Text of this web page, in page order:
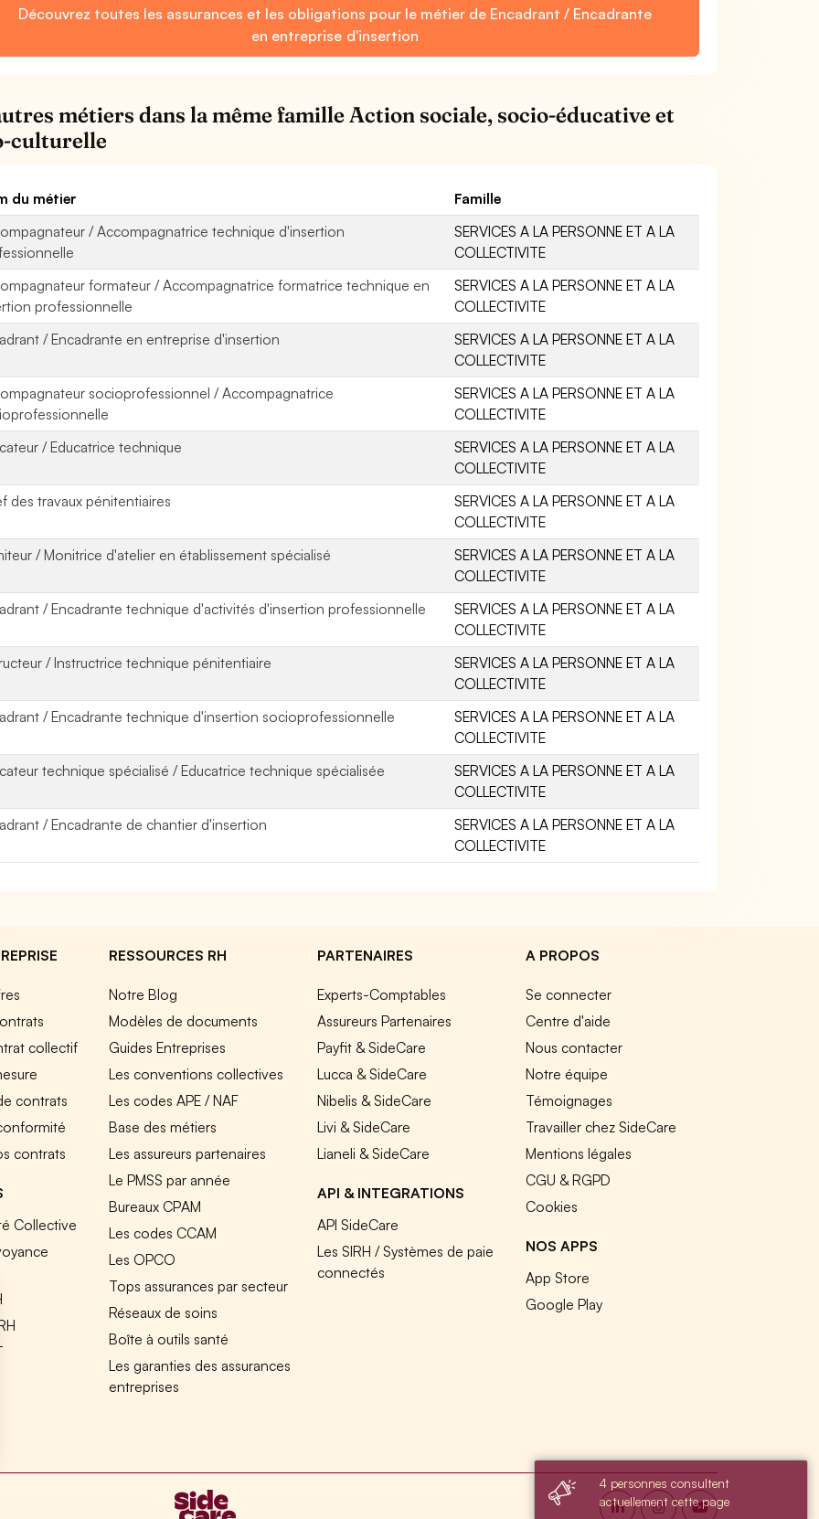
Découvrez toutes les assurances et les obligations pour le métier de Encadrant / Encadrante
en entreprise d'insertion
métiers dans la même famille Action sociale, socio-éducative et
culturelle
du métier
Famille
/ Accompagnatrice technique d'insertion
SERVICES A LA PERSONNE ET A LA
COLLECTIVITE
formateur / Accompagnatrice formatrice technique en
professionnelle
SERVICES A LA PERSONNE ET A LA
COLLECTIVITE
/ Encadrante en entreprise d'insertion
SERVICES A LA PERSONNE ET A LA
COLLECTIVITE
socioprofessionnel / Accompagnatrice
SERVICES A LA PERSONNE ET A LA
COLLECTIVITE
/ Educatrice technique
SERVICES A LA PERSONNE ET A LA
COLLECTIVITE
des travaux pénitentiaires
SERVICES A LA PERSONNE ET A LA
COLLECTIVITE
/ Monitrice d'atelier en établissement spécialisé
SERVICES A LA PERSONNE ET A LA
COLLECTIVITE
/ Encadrante technique d'activités d'insertion professionnelle
SERVICES A LA PERSONNE ET A LA
COLLECTIVITE
/ Instructrice technique pénitentiaire
SERVICES A LA PERSONNE ET A LA
COLLECTIVITE
/ Encadrante technique d'insertion socioprofessionnelle
SERVICES A LA PERSONNE ET A LA
COLLECTIVITE
technique spécialisé / Educatrice technique spécialisée
SERVICES A LA PERSONNE ET A LA
COLLECTIVITE
/ Encadrante de chantier d'insertion
SERVICES A LA PERSONNE ET A LA
COLLECTIVITE
collectif
contrats
contrats
Collective
RESSOURCES RH
Notre Blog
Modèles de documents
Guides Entreprises
Les conventions collectives
Les codes APE / NAF
Base des métiers
Les assureurs partenaires
Le PMSS par année
Bureaux CPAM
Les codes CCAM
Les OPCO
Tops assurances par secteur
Réseaux de soins
Boîte à outils santé
Les garanties des assurances
entreprises
PARTENAIRES
Experts-Comptables
Assureurs Partenaires
Payfit & SideCare
Lucca & SideCare
Nibelis & SideCare
Livi & SideCare
Lianeli & SideCare
API & INTEGRATIONS
API SideCare
Les SIRH / Systèmes de paie
connectés
A PROPOS
Se connecter
Centre d'aide
Nous contacter
Notre équipe
Témoignages
Travailler chez SideCare
Mentions légales
CGU & RGPD
Cookies
NOS APPS
App Store
Google Play
de confidentialité, en garantissant la conformité avec les réglementations. Personnalisez vos préférences pour
4 personnes consultent
actuellement cette page